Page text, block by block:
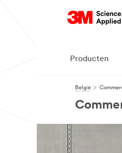
Producten
België